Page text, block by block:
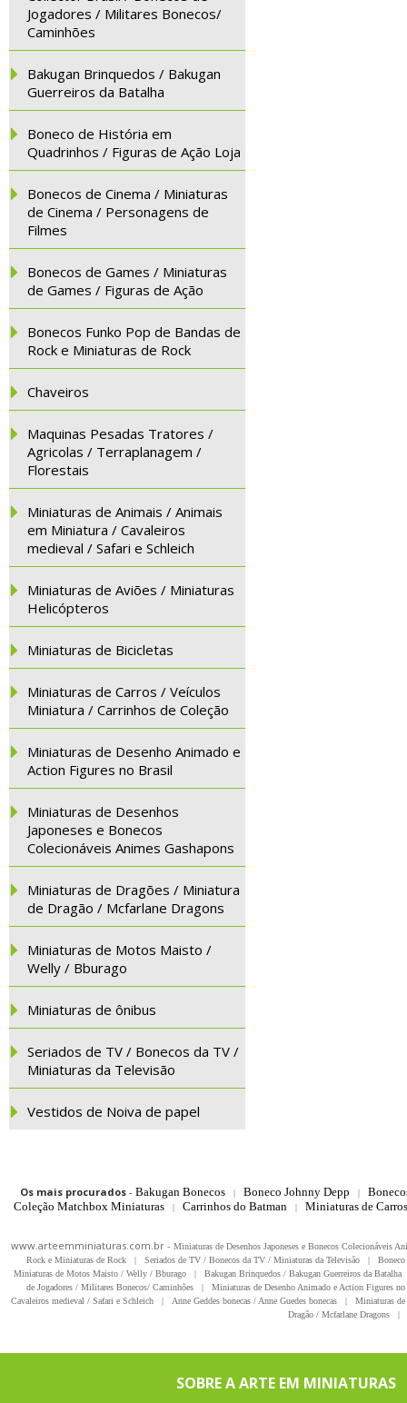
Jogadores / Militares Bonecos/
Caminhões
Bakugan Brinquedos / Bakugan
Guerreiros da Batalha
Boneco de História em
Quadrinhos / Figuras de Ação Loja
Bonecos de Cinema / Miniaturas
de Cinema / Personagens de
Filmes
Bonecos de Games / Miniaturas
de Games / Figuras de Ação
Bonecos Funko Pop de Bandas de
Rock e Miniaturas de Rock
Chaveiros
Maquinas Pesadas Tratores /
Agricolas / Terraplanagem /
Florestais
Miniaturas de Animais / Animais
em Miniatura / Cavaleiros
medieval / Safari e Schleich
Miniaturas de Aviões / Miniaturas
Helicópteros
Miniaturas de Bicicletas
Miniaturas de Carros / Veículos
Miniatura / Carrinhos de Coleção
Miniaturas de Desenho Animado e
Action Figures no Brasil
Miniaturas de Desenhos
Japoneses e Bonecos
Colecionáveis Animes Gashapons
Miniaturas de Dragões / Miniatura
de Dragão / Mcfarlane Dragons
Miniaturas de Motos Maisto /
Welly / Bburago
Miniaturas de ônibus
Seriados de TV / Bonecos da TV /
Miniaturas da Televisão
Vestidos de Noiva de papel
Os mais procurados- Bakugan Bonecos | Boneco Johnny Depp |
Coleção Matchbox Miniaturas
| Carrinhos do Batman | Miniaturas de
www.arteemminiaturas.com.br - Miniaturas de Desenhos Japoneses e Bonecos Colecionáveis
Rock e Miniaturas de Rock
| Seriados de TV / Bonecos da TV / Miniaturas da Televisão |
Miniaturas de Motos Maisto / Welly / Bburago
| Bakugan Brinquedos / Bakugan Guerreiros da Batalha
de Jogadores / Militares Bonecos/ Caminhões
|
Miniaturas de Desenho Animado e Action Figures
Cavaleiros medieval / Safari e Schleich
| Anne Geddes bonecas / Anne Guedes bonecas |
Miniaturas
Dragão / Mcfarlane Dragons
|
SOBRE A ARTE EM MINIATURAS